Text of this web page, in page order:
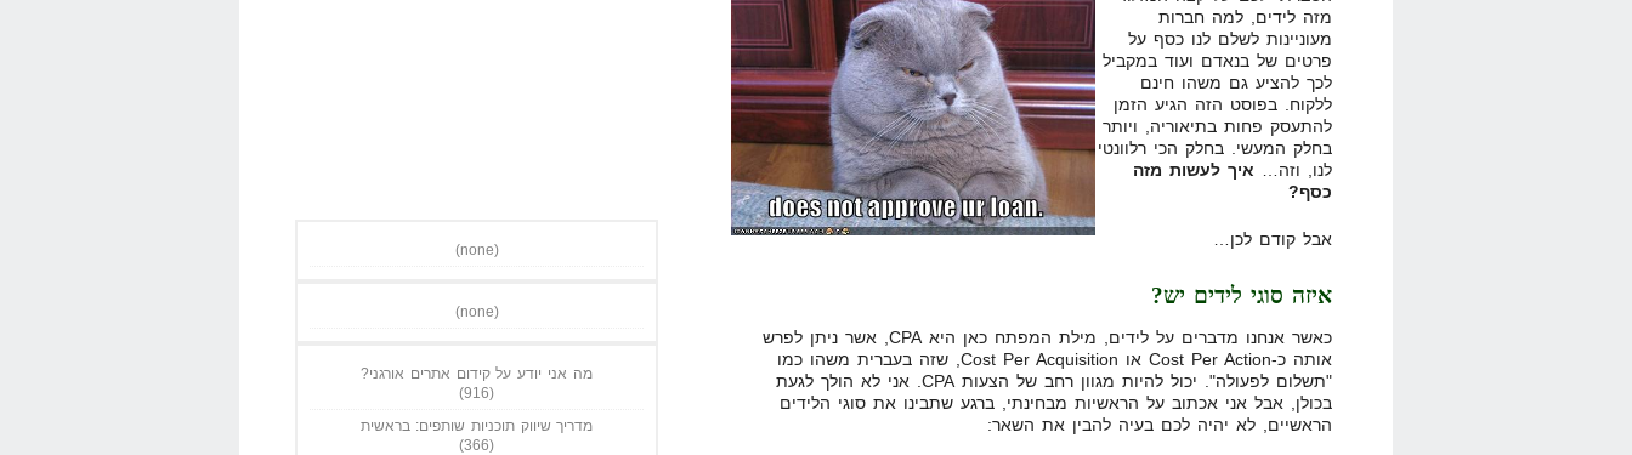
מזה לידים, למה חברות
מעוניינות לשלם לנו כסף על
פרטים של בנאדם ועוד במקביל
לכך להציע גם משהו חינם
ללקוח. בפוסט הזה הגיע הזמן
להתעסק פחות בתיאוריה, ויותר
בחלק המעשי. בחלק הכי רלוונטי
לנו, וזה… איך לעשות מזה
כסף?
אבל קודם לכן…
איזה סוגי לידים יש?
כאשר אנחנו מדברים על לידים, מילת המפתח כאן היא CPA, אשר ניתן לפרש
אותה כ-Cost Per Action או Cost Per Acquisition, שזה בעברית משהו כמו
"תשלום לפעולה". יכול להיות מגוון רחב של הצעות CPA. אני לא הולך לגעת
בכולן, אבל אני אכתוב על הראשיות מבחינתי, ברגע שתבינו את סוגי הלידים
הראשיים, לא יהיה לכם בעיה להבין את השאר:
(none)
(none)
מה אני יודע על קידום אתרים אורגני?
(916)
מדריך שיווק תוכניות שותפים: בראשית
(366)